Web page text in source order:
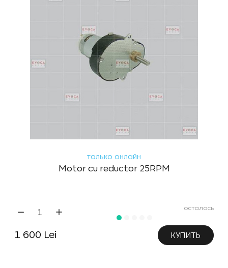
только онлайн
Motor cu reductor 25RPM
осталось
1 600 Lei КУПИТЬ